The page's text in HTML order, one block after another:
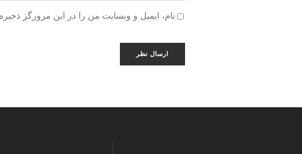
نام، ایمیل و وبسایت من را در این مرورگر